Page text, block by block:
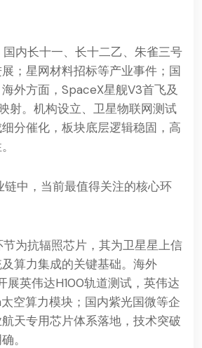
内长十一、长十二乙、朱雀三号
；星网材料招标等产业事件；国
外方面，SpaceX星舰V3首飞及
射。机构设立、卫星物联网测试
分催化，板块底层逻辑稳固，高
链中，当前最值得关注的核心环
为抗辐照芯片，其为卫星星上信
算力集成的关键基础。海外
展英伟达H100轨道测试，英伟达
空算力模块；国内紫光国微等企
天专用芯片体系落地，技术突破
。